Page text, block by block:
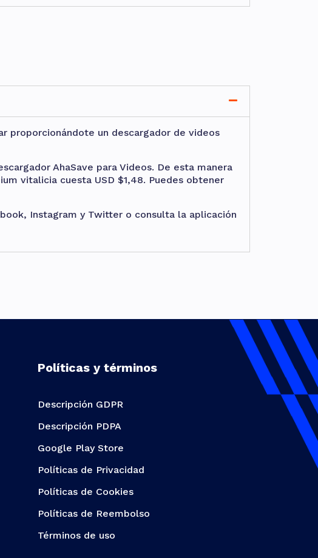
proporcionándote un descargador de videos
AhaSave para Videos. De esta manera
vitalicia cuesta USD $1,48. Puedes obtener
Instagram y Twitter o consulta la aplicación
Políticas y términos
Descripción GDPR
Descripción PDPA
Google Play Store
Políticas de Privacidad
Políticas de Cookies
Políticas de Reembolso
Términos de uso